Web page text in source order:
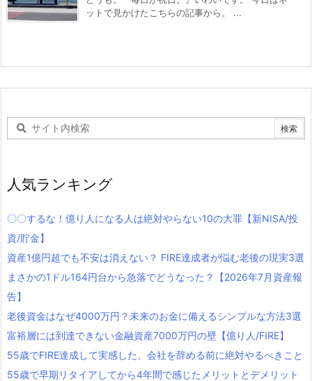
ットで見かけたこちらの記事から。 ...
人気ランキング
〇〇するな！億り人になる人は絶対やらない10の大罪【新NISA/投
資/貯金】
資産1億円超でも不安は消えない？ FIRE達成者が悩む老後の現実3選
まさかの1ドル164円台から急落でどうなった？【2026年7月資産報
告】
老後資金はなぜ4000万円？未来のお金に備えるシンプルな方法3選
富裕層には到達できない金融資産7000万円の壁【億り人/FIRE】
55歳でFIRE達成して実感した、会社を辞める前に絶対やるべきこと
55歳で早期リタイアしてから4年間で感じたメリットとデメリット